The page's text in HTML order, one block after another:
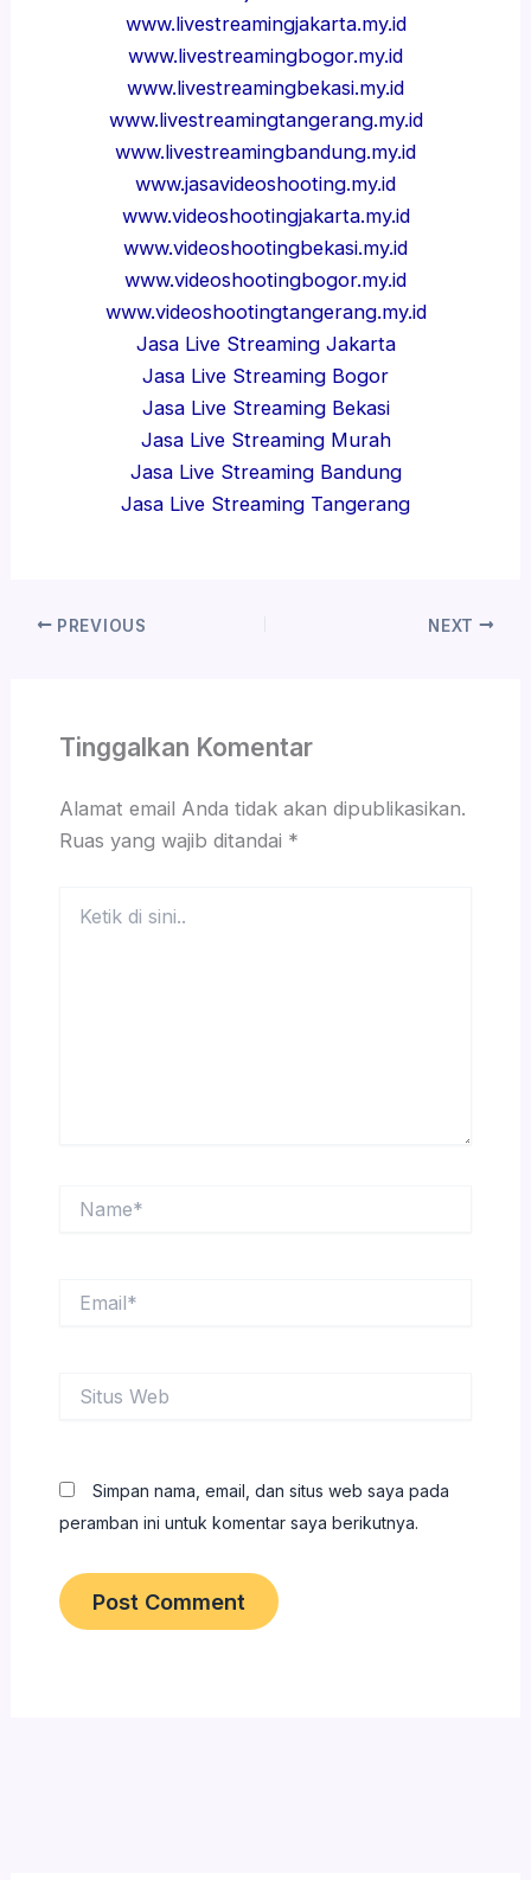
www.livestreamingjakarta.my.id
www.livestreamingbogor.my.id
www.livestreamingbekasi.my.id
www.livestreamingtangerang.my.id
www.livestreamingbandung.my.id
www.jasavideoshooting.my.id
www.videoshootingjakarta.my.id
www.videoshootingbekasi.my.id
www.videoshootingbogor.my.id
www.videoshootingtangerang.my.id
Jasa Live Streaming Jakarta
Jasa Live Streaming Bogor
Jasa Live Streaming Bekasi
Jasa Live Streaming Murah
Jasa Live Streaming Bandung
Jasa Live Streaming Tangerang
PREVIOUS NEXT
Tinggalkan Komentar
Alamat email Anda tidak akan dipublikasikan.
Ruas yang wajib ditandai *
Web
Simpan nama, email, dan situs web saya pada
peramban ini untuk komentar saya berikutnya.